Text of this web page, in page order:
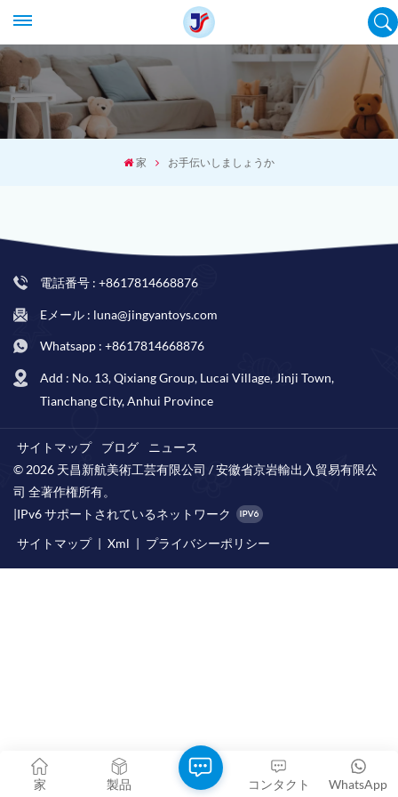
家 お手伝いしましょうか
電話番号 : +8617814668876
Eメール : luna@jingyantoys.com
Whatsapp : +8617814668876
Add : No. 13, Qixiang Group, Lucai Village, Jinji Town,
Tianchang City, Anhui Province
サイトマップ ブログ
ニュース
© 2026 天昌新航美術工芸有限公司 / 安徽省京岩輸出入貿易有限公
司 全著作権所有。
|IPv6 サポートされているネットワーク
サイトマップ | Xml | プライバシーポリシー
家 製品 WhatsApp
コンタクト